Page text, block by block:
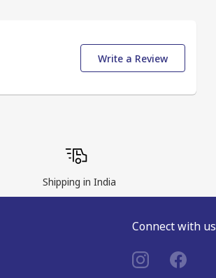
Write a Review
Shipping in India
Connect with us